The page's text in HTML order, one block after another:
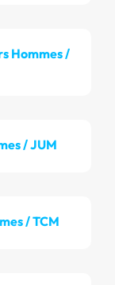
Hommes /
/ JUM
/ TCM